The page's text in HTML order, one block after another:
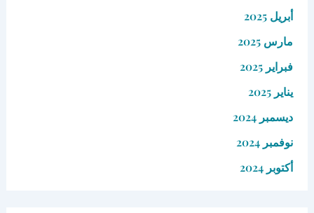
أبريل 2025
مارس 2025
فبراير 2025
يناير 2025
ديسمبر 2024
نوفمبر 2024
أكتوبر 2024